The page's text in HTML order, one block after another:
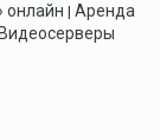
онлайн | Аренда
Видеосерверы